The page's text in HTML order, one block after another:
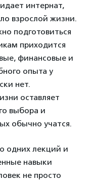
интернат,
взрослой жизни.
подготовиться
приходится
финансовые и
опыта у
нет.
оставляет
выбора и
обычно учатся.
одних лекций и
навыки
не просто